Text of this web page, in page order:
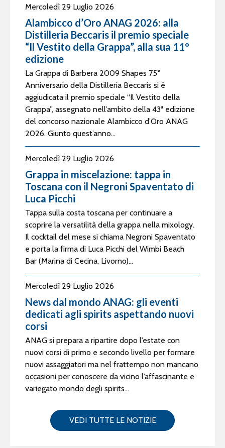
Mercoledì 29 Luglio 2026
Alambicco d’Oro ANAG 2026: alla
Distilleria Beccaris il premio speciale
“Il Vestito della Grappa”, alla sua 11°
edizione
La Grappa di Barbera 2009 Shapes 75°
Anniversario della Distilleria Beccaris si è
aggiudicata il premio speciale “Il Vestito della
Grappa”, assegnato nell’ambito della 43ª edizione
del concorso nazionale Alambicco d’Oro ANAG
2026. Giunto quest’anno...
Mercoledì 29 Luglio 2026
Grappa in miscelazione: tappa in
Toscana con il Negroni Spaventato di
Luca Picchi
Tappa sulla costa toscana per continuare a
scoprire la versatilità della grappa nella mixology.
Il cocktail del mese si chiama Negroni Spaventato
e porta la firma di Luca Picchi del Wimbi Beach
Bar (Marina di Cecina, Livorno)...
Mercoledì 29 Luglio 2026
News dal mondo ANAG: gli eventi
dedicati agli spirits aspettando nuovi
corsi
ANAG si prepara a ripartire dopo l’estate con
nuovi corsi di primo e secondo livello per formare
nuovi assaggiatori ma nel frattempo non mancano
occasioni per conoscere da vicino l’affascinante e
variegato mondo degli spirits...
VEDI TUTTE LE NOTIZIE